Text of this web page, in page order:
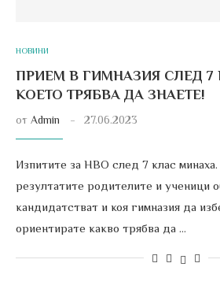
НОВИНИ
ПРИЕМ В ГИМНАЗИЯ СЛЕД 7
КОЕТО ТРЯБВА ДА ЗНАЕТЕ!
от Admin 27.06.2023
Изпитите за НВО след 7 клас минаха.
резултатите родителите и ученици
кандидатстват и коя гимназия да
ориентирате какво трябва да …